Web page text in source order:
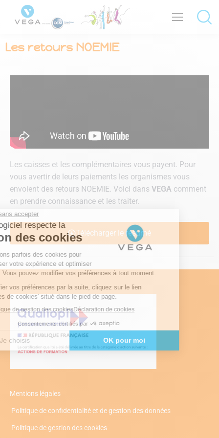
Les retours NOEMIE
Les caisses et les complémentaires vous payent. Pour
vous avertir de leurs paiements les organismes vous
envoient des retours NOEMIE. Voici dans VEGA comment
en prendre connaissance et les traiter.
Télécharger le résumé
Mentions légales
Politique de confidentialité et de gestion des données
Politique de gestion des cookies